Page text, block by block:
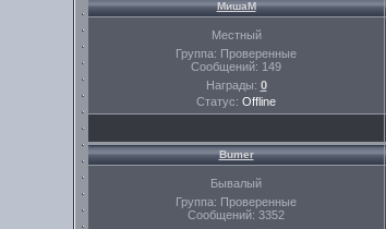
МишаМ
Местный
Группа: Проверенные
Сообщений: 149
Награды: 0
Статус: Offline
Bumer
Бывалый
Группа: Проверенные
Сообщений: 3352